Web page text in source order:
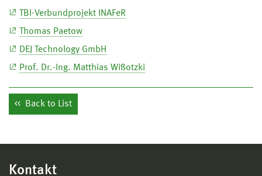
TBI-Verbundprojekt INAFeR
Thomas Paetow
DEJ Technology GmbH
Prof. Dr.-Ing. Matthias Wißotzki
Back to List
Kontakt